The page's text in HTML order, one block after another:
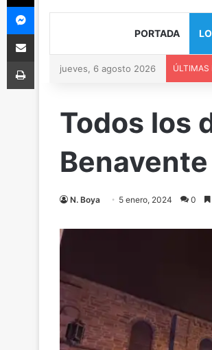
PORTADA
jueves, 6 agosto 2026 ÚLTIMAS
Todos los
Benavente
N. Boya 5 enero, 2024 0
Messenger
Compartir via Email